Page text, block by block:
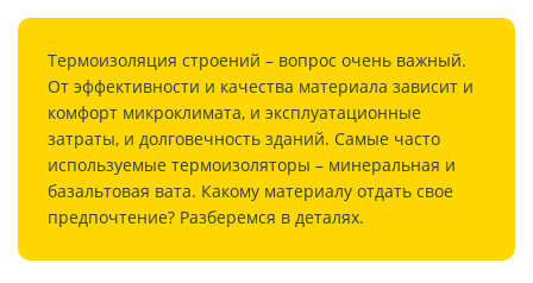
Термоизоляция строений – вопрос очень важный.
От эффективности и качества материала зависит и
комфорт микроклимата, и эксплуатационные
затраты, и долговечность зданий. Самые часто
используемые термоизоляторы – минеральная и
базальтовая вата. Какому материалу отдать свое
предпочтение? Разберемся в деталях.